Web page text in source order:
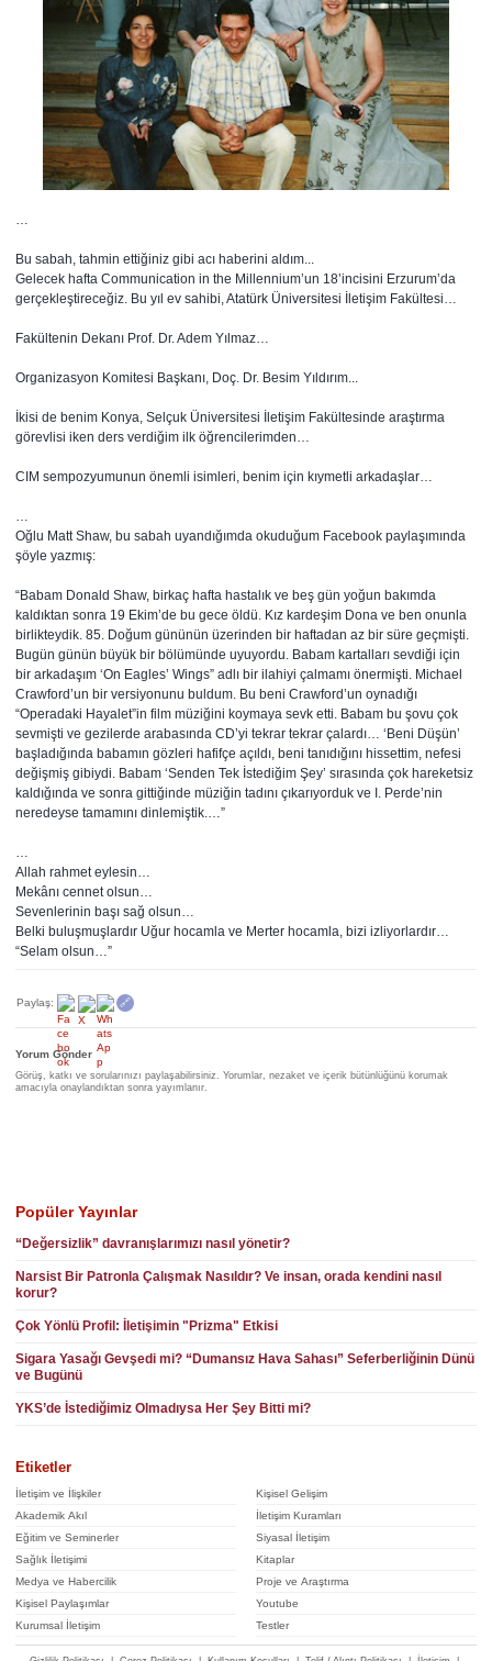
Bu sabah, tahmin ettiğiniz gibi acı haberini aldım...
Gelecek hafta Communication in the Millennium’un 18’incisini Erzurum’da
gerçekleştireceğiz. Bu yıl ev sahibi, Atatürk Üniversitesi İletişim Fakültesi…
Fakültenin Dekanı Prof. Dr. Adem Yılmaz…
Organizasyon Komitesi Başkanı, Doç. Dr. Besim Yıldırım...
İkisi de benim Konya, Selçuk Üniversitesi İletişim Fakültesinde araştırma
görevlisi iken ders verdiğim ilk öğrencilerimden…
CIM sempozyumunun önemli isimleri, benim için kıymetli arkadaşlar…
Oğlu Matt Shaw, bu sabah uyandığımda okuduğum Facebook paylaşımında
şöyle yazmış:
“Babam Donald Shaw, birkaç hafta hastalık ve beş gün yoğun bakımda
kaldıktan sonra 19 Ekim’de bu gece öldü. Kız kardeşim Dona ve ben onunla
birlikteydik. 85. Doğum gününün üzerinden bir haftadan az bir süre geçmişti.
Bugün günün büyük bir bölümünde uyuyordu. Babam kartalları sevdiği için
bir arkadaşım ‘On Eagles’ Wings” adlı bir ilahiyi çalmamı önermişti. Michael
Crawford’un bir versiyonunu buldum. Bu beni Crawford’un oynadığı
“Operadaki Hayalet”in film müziğini koymaya sevk etti. Babam bu şovu çok
sevmişti ve gezilerde arabasında CD’yi tekrar tekrar çalardı… ‘Beni Düşün’
başladığında babamın gözleri hafifçe açıldı, beni tanıdığını hissettim, nefesi
değişmiş gibiydi. Babam ‘Senden Tek İstediğim Şey’ sırasında çok hareketsiz
kaldığında ve sonra gittiğinde müziğin tadını çıkarıyorduk ve I. Perde’nin
neredeyse tamamını dinlemiştik.…”
Allah rahmet eylesin…
Mekânı cennet olsun…
Sevenlerinin başı sağ olsun…
Belki buluşmuşlardır Uğur hocamla ve Merter hocamla, bizi izliyorlardır…
“Selam olsun…”
Paylaş: 🔗
Yorum Gönder
Görüş, katkı ve sorularınızı paylaşabilirsiniz. Yorumlar, nezaket ve içerik bütünlüğünü korumak
amacıyla onaylandıktan sonra yayımlanır.
Popüler Yayınlar
“Değersizlik” davranışlarımızı nasıl yönetir?
Narsist Bir Patronla Çalışmak Nasıldır? Ve insan, orada kendini nasıl
korur?
Çok Yönlü Profil: İletişimin "Prizma" Etkisi
Sigara Yasağı Gevşedi mi? “Dumansız Hava Sahası” Seferberliğinin Dünü
ve Bugünü
YKS’de İstediğimiz Olmadıysa Her Şey Bitti mi?
Etiketler
İletişim ve İlişkiler
Akademik Akıl
Eğitim ve Seminerler
Sağlık İletişimi
Medya ve Habercilik
Kişisel Paylaşımlar
Kurumsal İletişim
Kişisel Gelişim
İletişim Kuramları
Siyasal İletişim
Kitaplar
Proje ve Araştırma
Youtube
Testler